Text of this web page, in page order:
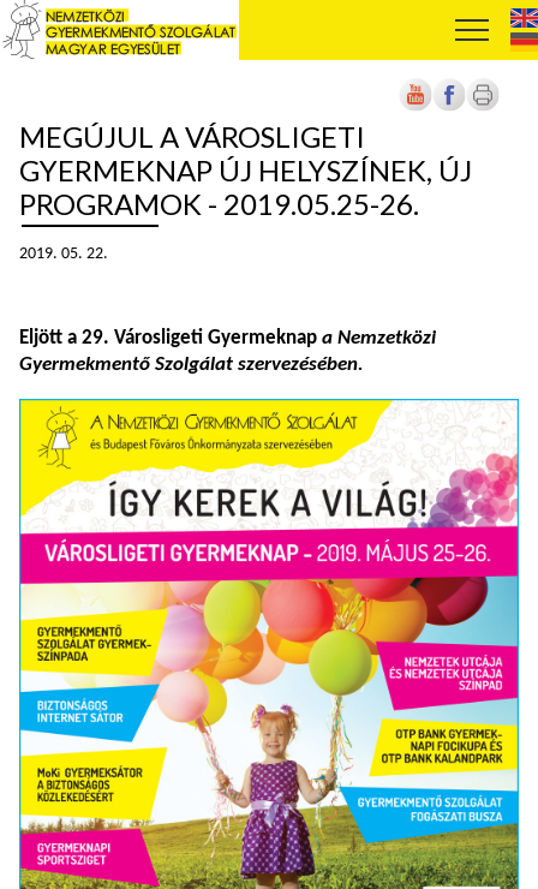
MEGÚJUL A VÁROSLIGETI
GYERMEKNAP ÚJ HELYSZÍNEK, ÚJ
PROGRAMOK - 2019.05.25-26.
2019. 05. 22.
Eljött a 29. Városligeti Gyermeknap a Nemzetközi
Gyermekmentő Szolgálat szervezésében.